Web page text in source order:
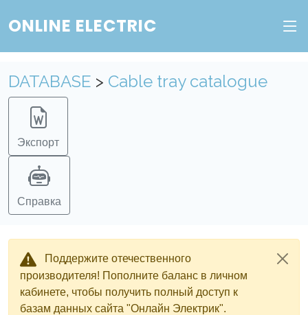
ONLINE ELECTRIC
DATABASE > Cable tray catalogue
Экспорт
Справка
Поддержите отечественного
производителя! Пополните баланс в личном
кабинете, чтобы получить полный доступ к
базам данных сайта "Онлайн Электрик".